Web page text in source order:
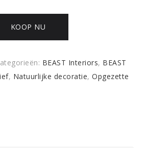
KOOP NU
BEAST Interiors, BEAST
, Natuurlijke decoratie, Opgezette